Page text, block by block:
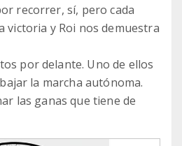
recorrer, sí, pero cada
victoria y Roi nos demuestra
por delante. Uno de ellos
la marcha autónoma.
las ganas que tiene de